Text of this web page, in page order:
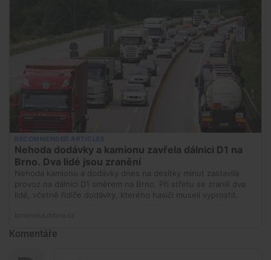
Komentáře